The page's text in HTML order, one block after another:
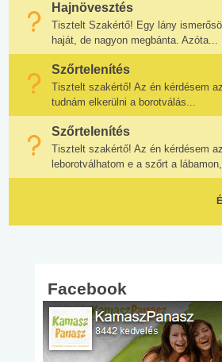
Hajnövesztés
Tisztelt Szakértő! Egy lány
haját, de nagyon megbánta. Azóta...
Szőrtelenítés
Tisztelt szakértő! Az én kérdésem
tudnám elkerülni a borotválás...
Szőrtelenítés
Tisztelt szakértő! Az én kérdésem
leborotválhatom e a szőrt a
Facebook